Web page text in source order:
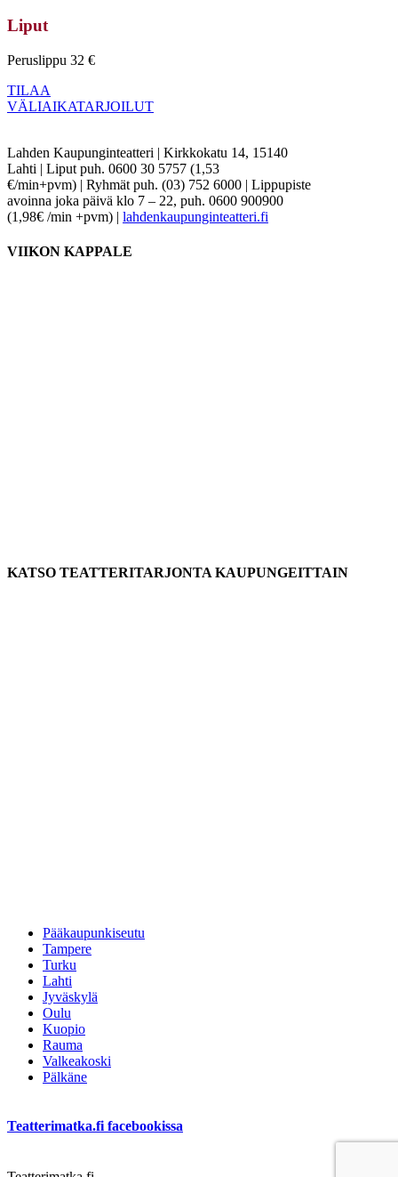
Liput
Peruslippu 32 €
TILAA
VÄLIAIKATARJOILUT
Lahden Kaupunginteatteri | Kirkkokatu 14, 15140
Lahti | Liput puh. 0600 30 5757 (1,53
€/min+pvm) | Ryhmät puh. (03) 752 6000 | Lippupiste
avoinna joka päivä klo 7 – 22, puh. 0600 900900
(1,98€ /min +pvm) | lahdenkaupunginteatteri.fi
VIIKON KAPPALE
KATSO TEATTERITARJONTA KAUPUNGEITTAIN
Pääkaupunkiseutu
Tampere
Turku
Lahti
Jyväskylä
Oulu
Kuopio
Rauma
Valkeakoski
Pälkäne
Teatterimatka.fi facebookissa